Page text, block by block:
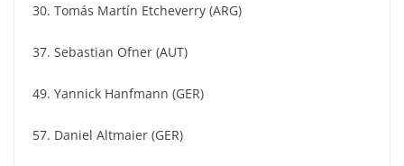
30. Tomás Martín Etcheverry (ARG)
37. Sebastian Ofner (AUT)
49. Yannick Hanfmann (GER)
57. Daniel Altmaier (GER)